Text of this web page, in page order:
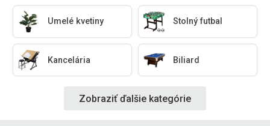
Umelé kvetiny Stolný futbal
Kancelária Biliard
Zobraziť ďalšie kategórie